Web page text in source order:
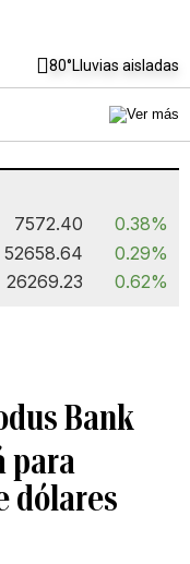
80°Lluvias aisladas
7572.40
0.38%
52658.64
0.29%
26269.23 0.62%
Bank
para
dólares